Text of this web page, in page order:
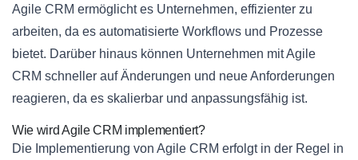
Agile CRM ermöglicht es Unternehmen, effizienter zu
arbeiten, da es automatisierte Workflows und Prozesse
bietet. Darüber hinaus können Unternehmen mit Agile
CRM schneller auf Änderungen und neue Anforderungen
reagieren, da es skalierbar und anpassungsfähig ist.
Wie wird Agile CRM implementiert?
Die Implementierung von Agile CRM erfolgt in der Regel in